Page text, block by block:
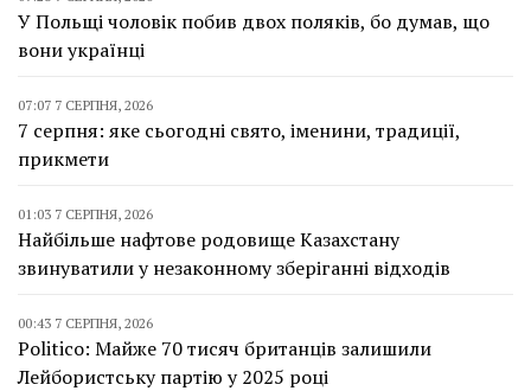
У Польщі чоловік побив двох поляків, бо думав, що
вони українці
07:07 7 СЕРПНЯ, 2026
7 серпня: яке сьогодні свято, іменини, традиції,
прикмети
01:03 7 СЕРПНЯ, 2026
Найбільше нафтове родовище Казахстану
звинуватили у незаконному зберіганні відходів
00:43 7 СЕРПНЯ, 2026
Politico: Майже 70 тисяч британців залишили
Лейбористську партію у 2025 році